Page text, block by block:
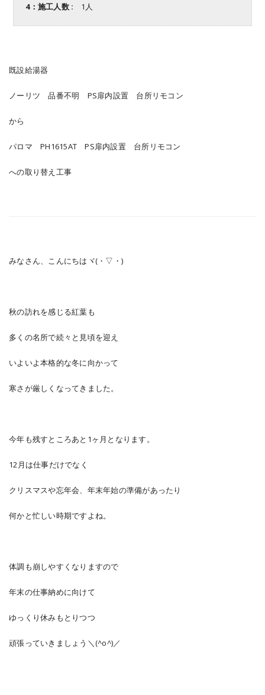
4：施工人数 : 1人
既設給湯器
ノーリツ 品番不明 PS扉内設置 台所リモコン
から
パロマ PH1615AT PS扉内設置 台所リモコン
への取り替え工事
みなさん、こんにちはヾ(・▽・)
秋の訪れを感じる紅葉も
多くの名所で続々と見頃を迎え
いよいよ本格的な冬に向かって
寒さが厳しくなってきました。
今年も残すところあと1ヶ月となります。
12月は仕事だけでなく
クリスマスや忘年会、年末年始の準備があったり
何かと忙しい時期ですよね。
体調も崩しやすくなりますので
年末の仕事納めに向けて
ゆっくり休みもとりつつ
頑張っていきましょう＼(^o^)／